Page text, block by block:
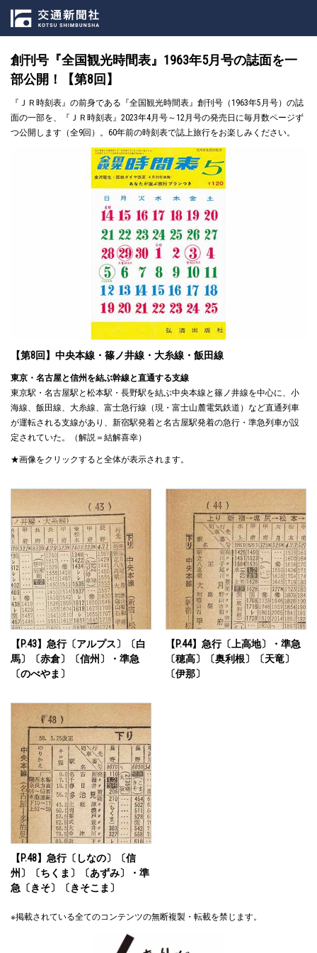
創刊号『全国観光時間表』1963年5月号の誌面を一
部公開！【第8回】
『ＪＲ時刻表』の前身である『全国観光時間表』創刊号（1963年5月号）の誌
面の一部を、『ＪＲ時刻表』2023年4月号～12月号の発売日に毎月数ページず
つ公開します（全9回）。60年前の時刻表で誌上旅行をお楽しみください。
【第8回】中央本線・篠ノ井線・大糸線・飯田線
東京・名古屋と信州を結ぶ幹線と直通する支線
東京駅・名古屋駅と松本駅・長野駅を結ぶ中央本線と篠ノ井線を中心に、小
海線、飯田線、大糸線、富士急行線（現・富士山麓電気鉄道）など直通列車
が運転される支線があり、新宿駅発着と名古屋駅発着の急行・準急列車が設
定されていた。（解説＝結解喜幸）
★画像をクリックすると全体が表示されます。
【P.43】急行〔アルプス〕〔白
馬〕〔赤倉〕〔信州〕・準急
〔のべやま〕
【P.44】急行〔上高地〕・準急
〔穂高〕〔奥利根〕〔天竜〕
〔伊那〕
【P.48】急行〔しなの〕〔信
州〕〔ちくま〕〔あずみ〕・準
急〔きそ〕〔きそこま〕
※掲載されている全てのコンテンツの無断複製・転載を禁じます。